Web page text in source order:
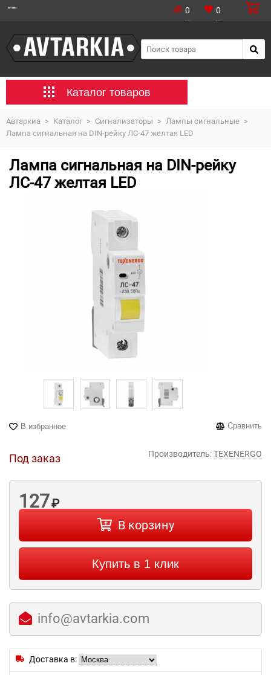
0 0
Каталог товаров
Автаркиа > Каталог > Сигнализаторы > Лампы сигнальные >
Лампа сигнальная на DIN-рейку ЛС-47 желтая LED
Лампа сигнальная на DIN-рейку
ЛС-47 желтая LED
В избранное Сравнить
Под заказ Производитель:TEXENERGO
127₽
В корзину
Купить в 1 клик
info@avtarkia.com
Доставка в: